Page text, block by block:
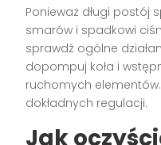
Ponieważ długi postój
smarów i spadkowi
sprawdź ogólne
dopompuj koła i
ruchomych
dokładnych regulacji.
Jak